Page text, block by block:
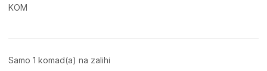
KOM
Samo 1 komad(a) na zalihi